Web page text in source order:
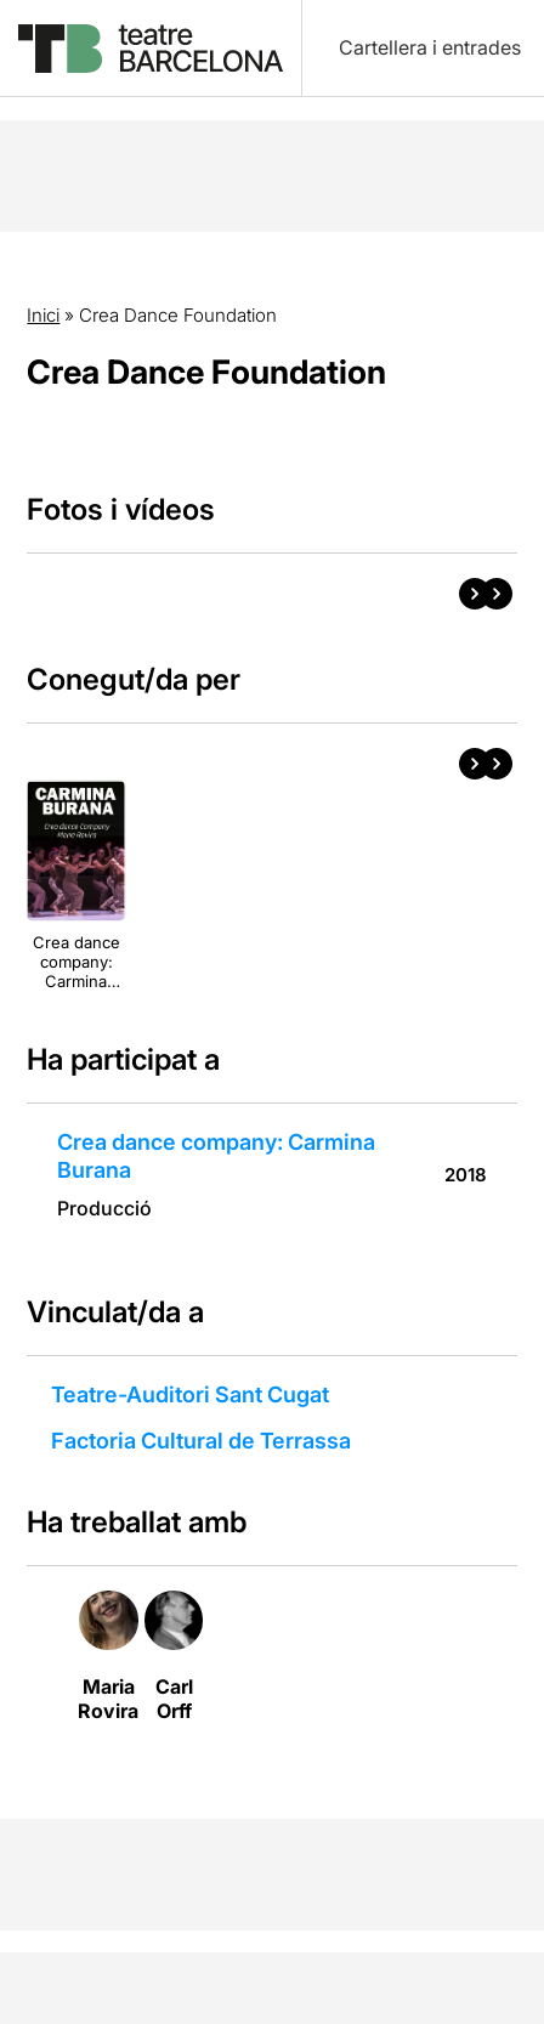
Cartellera i entrades
Inici » Crea Dance Foundation
Crea Dance Foundation
Fotos i vídeos
Conegut/da per
Crea dance
company:
Carmina
Ha participat a
Crea dance company: Carmina
Burana
Producció
2018
Vinculat/da a
Teatre-Auditori Sant Cugat
Factoria Cultural de Terrassa
Ha treballat amb
Maria
Rovira
Carl
Orff